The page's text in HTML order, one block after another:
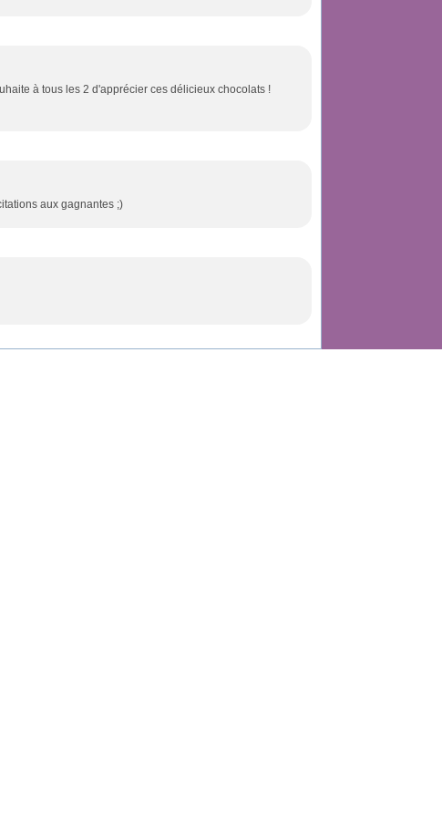
à tous les 2 d'apprécier ces délicieux chocolats !
aux gagnantes ;)